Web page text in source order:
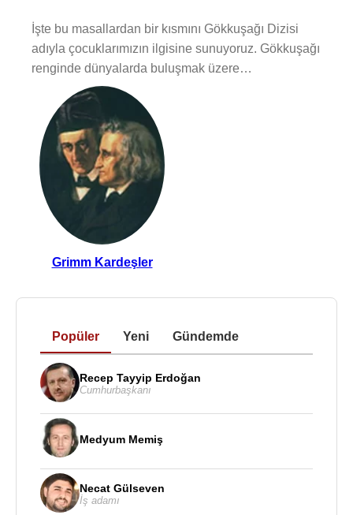
İşte bu masallardan bir kısmını Gökkuşağı Dizisi
adıyla çocuklarımızın ilgisine sunuyoruz. Gökkuşağı
renginde dünyalarda buluşmak üzere…
Grimm Kardeşler
Popüler Yeni Gündemde
Recep Tayyip Erdoğan
Cumhurbaşkanı
Medyum Memiş
Necat Gülseven
İş adamı